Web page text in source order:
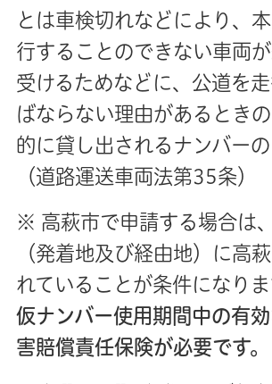
とは車検切れなどにより、
行することのできない車両
受けるためなどに、公道を
ばならない理由があるとき
的に貸し出されるナンバーの
（道路運送車両法第35条）
※ 高萩市で申請する場合は
（発着地及び経由地）に高
れていることが条件になりま
仮ナンバー使用期間中の有
害賠償責任保険が必要です。